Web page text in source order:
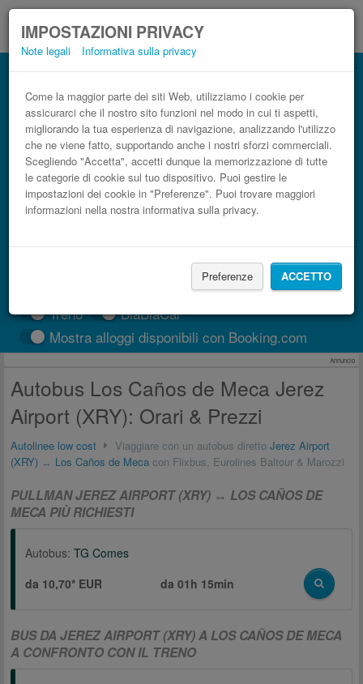
IMPOSTAZIONI PRIVACY
Note legali Informativa sulla privacy
Come la maggior parte dei siti Web, utilizziamo i cookie per
assicurarci che il nostro sito funzioni nel modo in cui ti aspetti,
migliorando la tua esperienza di navigazione, analizzando l'utilizzo
che ne viene fatto, supportando anche i nostri sforzi commerciali.
Scegliendo "Accetta", accetti dunque la memorizzazione di tutte
le categorie di cookie sul tuo dispositivo. Puoi gestire le
impostazioni dei cookie in "Preferenze". Puoi trovare maggiori
informazioni nella nostra informativa sulla privacy.
Preferenze ACCETTO
Autobus Jerez Airport (XRY) Los Caños
de Meca low cost
Prenota il biglietto del pullman più economico
CERCA LE CORSE
Treno
BlaBlaCar
Mostra alloggi disponibili con Booking.com
Annuncio
Autobus Los Caños de Meca Jerez
Airport (XRY): Orari & Prezzi
Autolinee low cost Viaggiare con un autobus diretto Jerez Airport
(XRY) ↔ Los Caños de Meca con Flixbus, Eurolines Baltour & Marozzi
PULLMAN JEREZ AIRPORT (XRY) ↔ LOS CAÑOS DE
MECA PIÙ RICHIESTI
Autobus: TG Comes
da 10,70* EUR
da01h 15min
BUS DA JEREZ AIRPORT (XRY) A LOS CAÑOS DE MECA
A CONFRONTO CON IL TRENO